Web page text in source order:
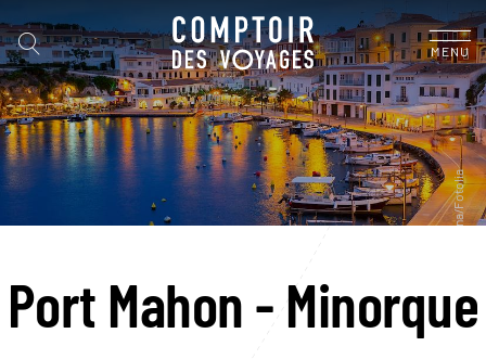
MENU
Port Mahon - Minorque